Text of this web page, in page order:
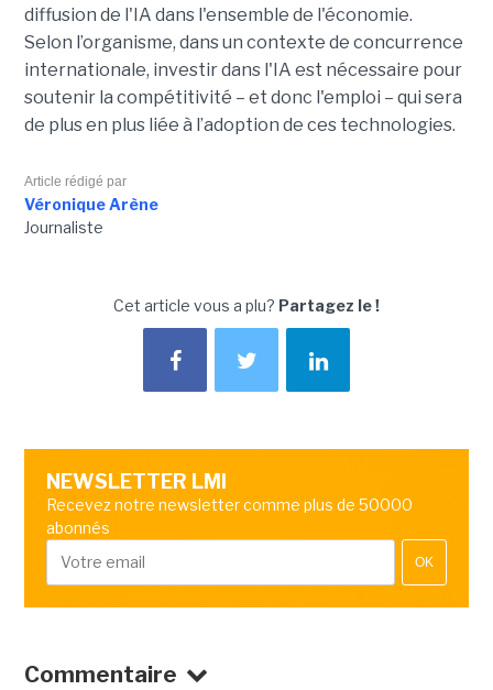
diffusion de l'IA dans l'ensemble de l'économie.
Selon l’organisme, dans un contexte de concurrence
internationale, investir dans l'IA est nécessaire pour
soutenir la compétitivité – et donc l'emploi – qui sera
de plus en plus liée à l’adoption de ces technologies.
Article rédigé par
Véronique Arène
Journaliste
Cet article vous a plu? Partagez le !
NEWSLETTER LMI
Recevez notre newsletter comme plus de 50000
abonnés
OK
Commentaire